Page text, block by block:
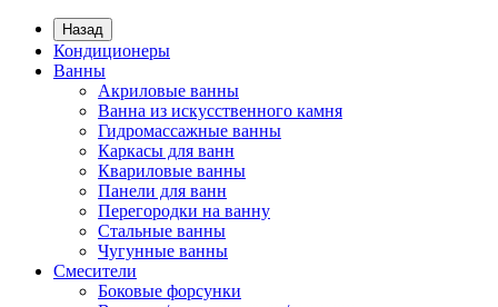
Назад
Кондиционеры
Ванны
Акриловые ванны
Ванна из искусственного камня
Гидромассажные ванны
Каркасы для ванн
Квариловые ванны
Панели для ванн
Перегородки на ванну
Стальные ванны
Чугунные ванны
Смесители
Боковые форсунки